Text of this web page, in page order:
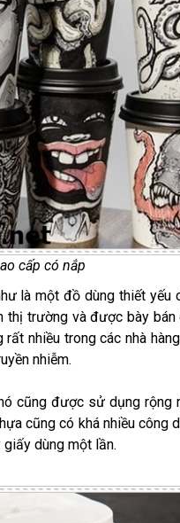
cấp có nắp
là một đồ dùng thiết yếu
trường và được bày
nhiều trong các nhà
nhiễm.
cũng được sử dụng rộng
cũng có khá nhiều
dùng một lần.